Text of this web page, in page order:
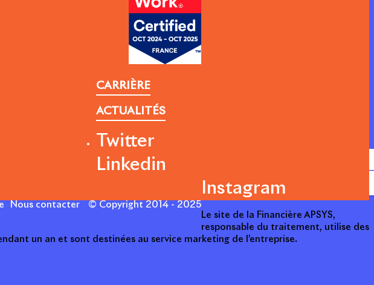
CARRIÈRE
ACTUALITÉS
Nous contacter © Copyright 2014 - 2025
Twitter
Linkedin
Instagram
Le site de la Financière APSYS,
responsable du traitement, utilise des
un an et sont destinées au service marketing de l’entreprise.